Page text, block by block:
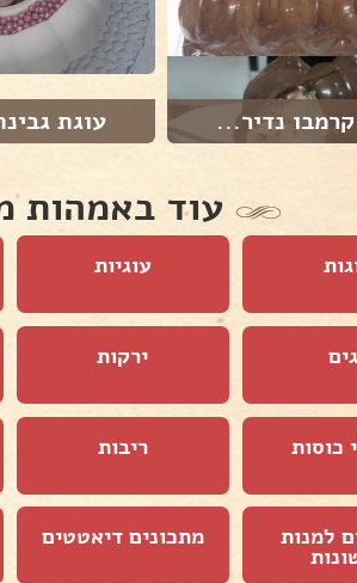
נדיר... עוגת
עוד באמהות
עוגיות
ירקות
כוסות ריבות
למנות מתכונים דיאטטים